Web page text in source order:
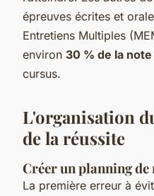
épreuves écrites et
Entretiens Multiples
environ 30 % de la
cursus.
L'organisation
de la réussite
Créer un planning
La première erreur à